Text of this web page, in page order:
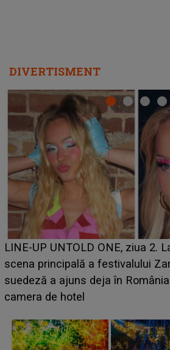
DIVERTISMENT
Ce a dezvăluit noua concurentă
luat prin surprindere pe Emanuel.
BĂIATUL VIZAT de Alexandra?!
faptului împlinit, A RECUNOSCUT